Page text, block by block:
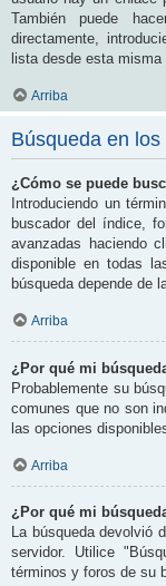
También puede
directamente,
lista desde esta misma
Arriba
Búsqueda en los
¿Cómo se puede
Introduciendo un
buscador del índice,
avanzadas haciendo
disponible en todas
búsqueda depende de
Arriba
¿Por qué mi
Probablemente su
comunes que no son
las opciones
Arriba
¿Por qué mi
La búsqueda devolvió
servidor. Utilice
términos y foros de su